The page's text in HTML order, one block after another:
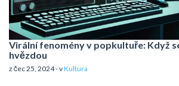
Virální fenomény v popkultuře: Když
hvězdou
z čec 25, 2024 - vKultura